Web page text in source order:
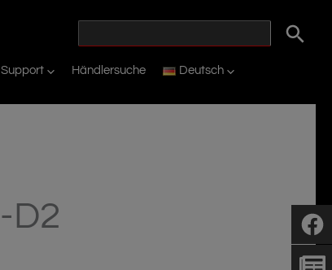
Support Händlersuche Deutsch
D2